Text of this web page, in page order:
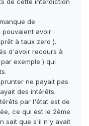
de cette interdiction
de
avoir
à taux zero ).
d'avoir recours à
exemple ) qui
ne payait pas
des intérêts.
par l'état est de
ce qui est le 2ème
sait que s'il n'y avait